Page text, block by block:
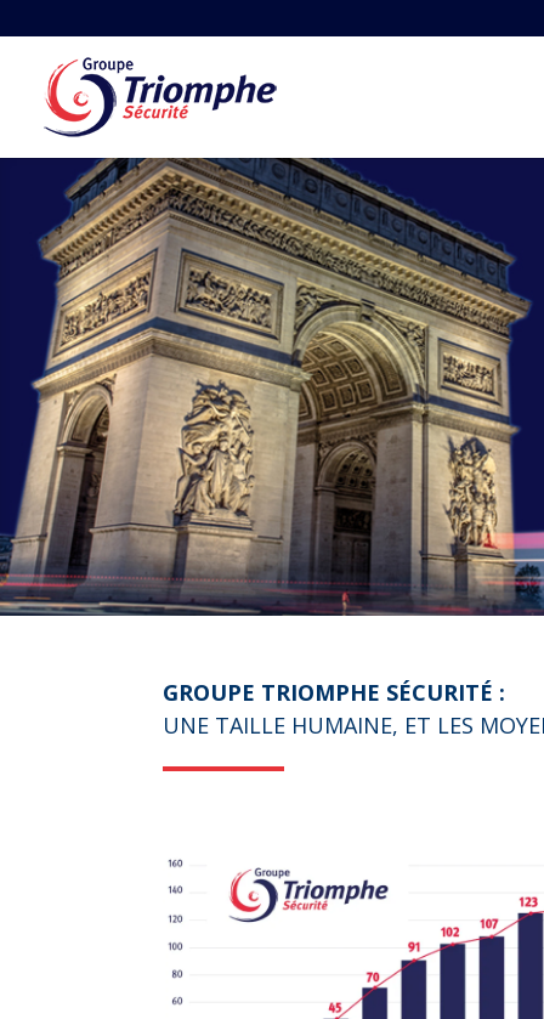
GROUPE TRIOMPHE SÉCURITÉ :
UNE TAILLE HUMAINE, ET LES